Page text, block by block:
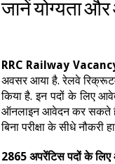
जानें योग्यता
RRC Railway
अवसर आया है. रेलवे
किया है. इन पदों के लिए
ऑनलाइन आवेदन कर सकते हैं.
बिना परीक्षा के सीधे
2865 अपरेंटिस पदों के लिए